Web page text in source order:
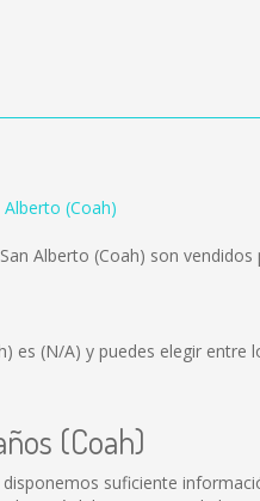
(Coah)
Alberto (Coah) son vendidos
es (N/A) y puedes elegir entre
(Coah)
suficiente